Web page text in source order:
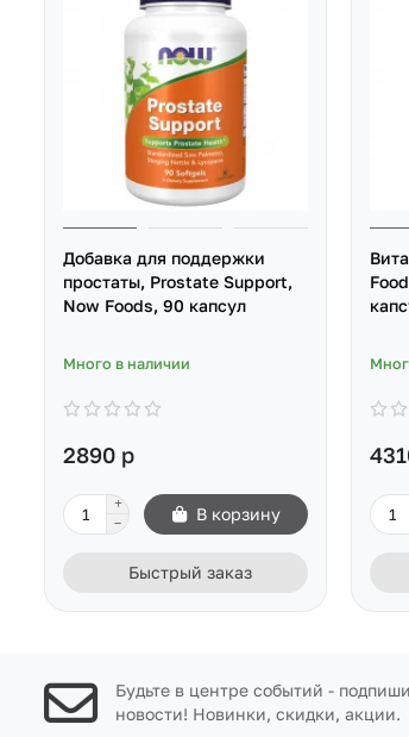
Добавка для поддержки
простаты, Prostate Support,
Now Foods, 90 капсул
Много в наличии
2890 р
В корзину
Быстрый заказ
Будьте в центре событий -
новости! Новинки, скидки, акции.